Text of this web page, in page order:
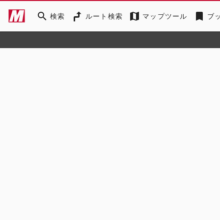
search 検索 ルート検索 map マップツール bookmark ブ